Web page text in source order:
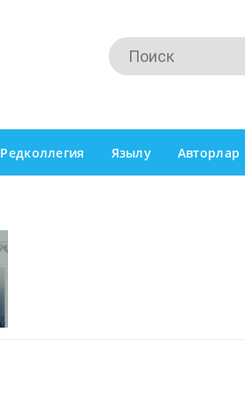
Редколлегия Язылу Авторлар